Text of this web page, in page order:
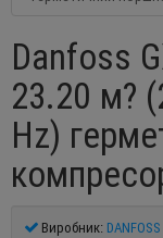
Danfoss
23.20 м?
Hz)
Виробник: DANFOSS